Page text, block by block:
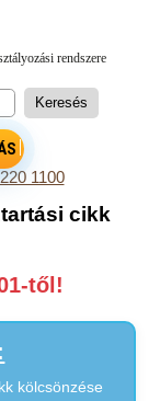
1100
cikk
től!
kölcsönzése